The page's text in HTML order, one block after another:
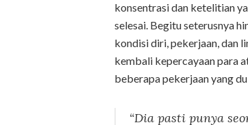
konsentrasi dan ketelitian
selesai. Begitu seterusnya
kondisi diri, pekerjaan, dan
kembali kepercayaan para
beberapa pekerjaan yang
“Dia pasti punya